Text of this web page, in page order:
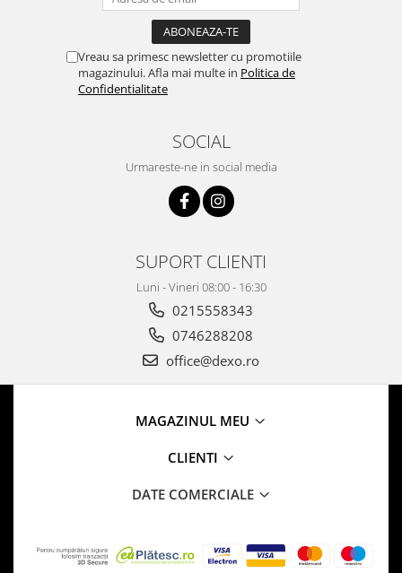
Vreau sa primesc newsletter cu promotiile
magazinului. Afla mai multe in Politica de
Confidentialitate
SOCIAL
Urmareste-ne in social media
SUPORT CLIENTI
Luni - Vineri 08:00 - 16:30
0215558343
0746288208
office@dexo.ro
MAGAZINUL MEU
CLIENTI
DATE COMERCIALE